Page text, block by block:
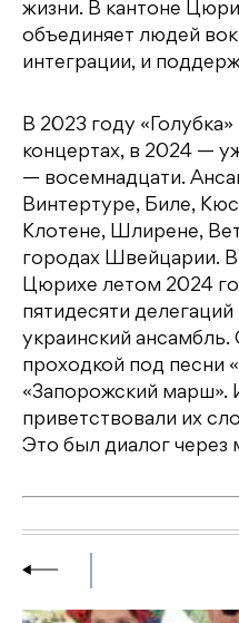
жизни. В кантоне
объединяет людей
интеграции, и
В 2023 году
концертах, в 2024 —
— восемнадцати.
Винтертуре, Биле,
Клотене, Шлирене,
городах Швейцарии.
Цюрихе летом 2024
пятидесяти
украинский
проходкой под песни
«Запорожский марш».
приветствовали их
Это был диалог через